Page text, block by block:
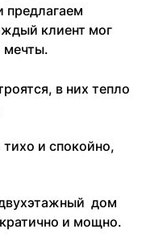
предлагаем
клиент мог
мечты.
в них тепло
тихо и спокойно,
дом
и мощно.